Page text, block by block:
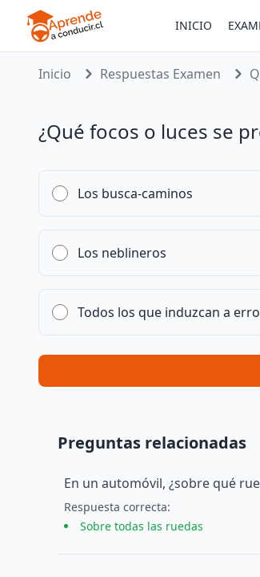
INICIO
Inicio Respuestas Examen
¿Qué focos o luces se
Los busca-caminos
Los neblineros
Todos los que induzcan a
Preguntas relacionadas
En un automóvil, ¿sobre qué
Respuesta correcta:
Sobre todas las ruedas